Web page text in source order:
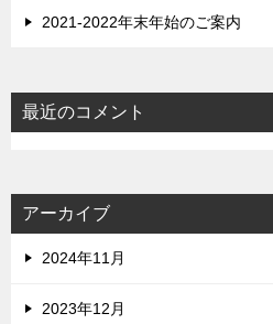
2021-2022年末年始のご案内
最近のコメント
アーカイブ
2024年11月
2023年12月